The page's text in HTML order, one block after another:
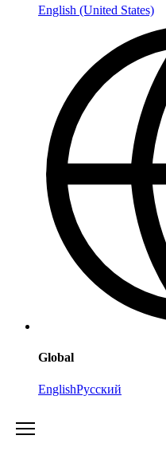
English (United States)
Global
EnglishРусский